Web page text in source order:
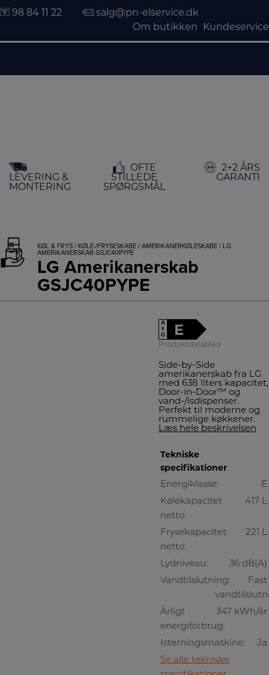
indholdet
98 84 11 22
salg@pn-elservice.dk
Om butikken
Kundeservice
LEVERING &
MONTERING
OFTE
STILLEDE
SPØRGSMÅL
2+2 ÅRS
GARANTI
KØL & FRYS / KØLE-/FRYSESKABE / AMERIKANERKØLESKABE / LG
AMERIKANERSKAB GSJC40PYPE
LG Amerikanerskab
GSJC40PYPE
A
↑
G
E
Produktdatablad
Side-by-Side
amerikanerskab fra LG
med 638 liters kapacitet,
Door-in-Door™ og
vand-/isdispenser.
Perfekt til moderne og
rummelige køkkener.
Læs hele beskrivelsen
Tekniske
specifikationer
Energiklasse:
E
Kølekapacitet
netto:
417 L
Frysekapacitet
netto:
221 L
Lydniveau:
36 dB(A)
Vandtilslutning:
Fast
Årligt
energiforbrug:
347 kWh/år
Isterningsmaskine:
Ja
Se alle tekniske